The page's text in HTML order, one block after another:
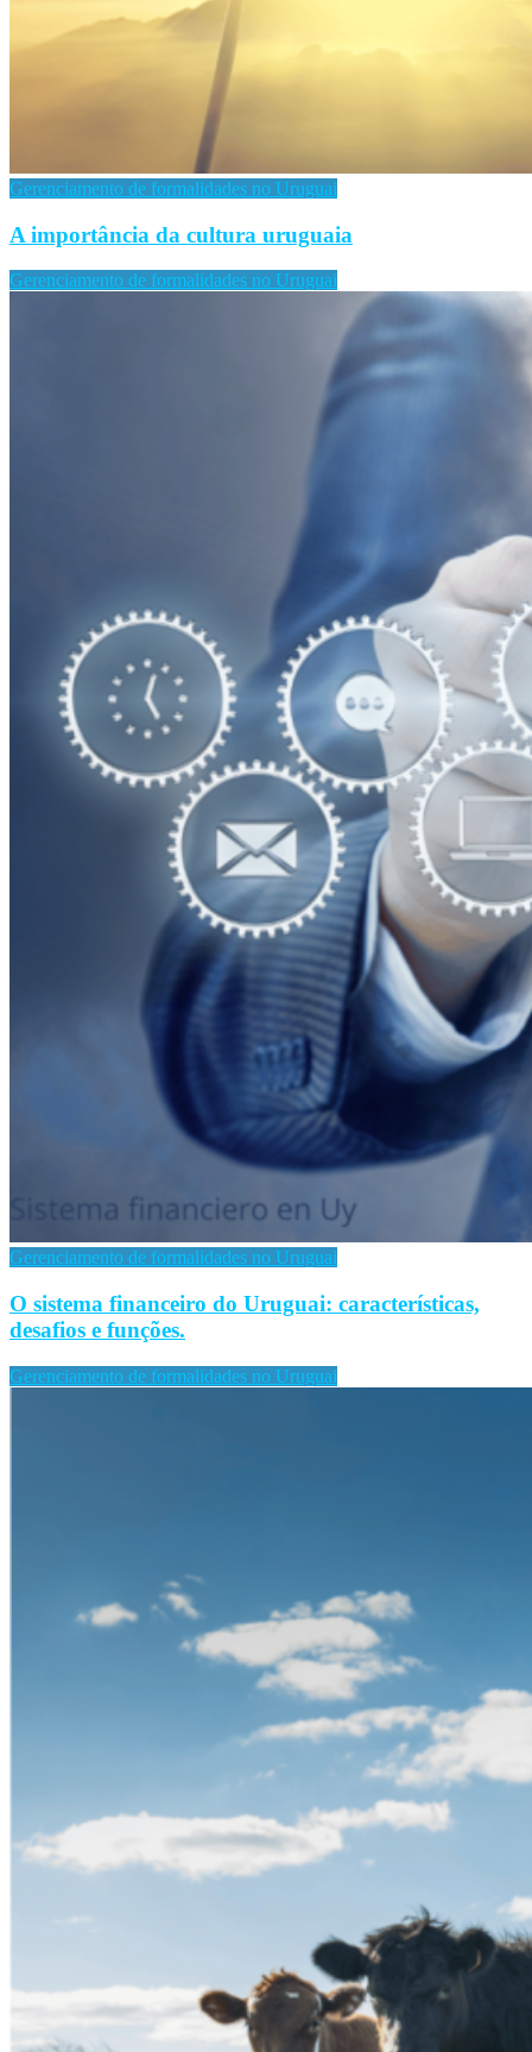
Gerenciamento de formalidades no Uruguai
A importância da cultura uruguaia
Gerenciamento de formalidades no Uruguai
Gerenciamento de formalidades no Uruguai
O sistema financeiro do Uruguai: características,
desafios e funções.
Gerenciamento de formalidades no Uruguai